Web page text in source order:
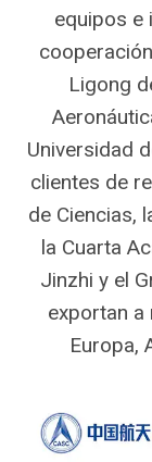
equipos e
Ligong
Universidad
clientes de
de Ciencias,
la Cuarta
Jinzhi y el
exportan a
Europa,